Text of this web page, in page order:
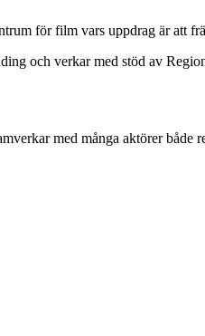
för film vars uppdrag är att
och verkar med stöd av
med många aktörer